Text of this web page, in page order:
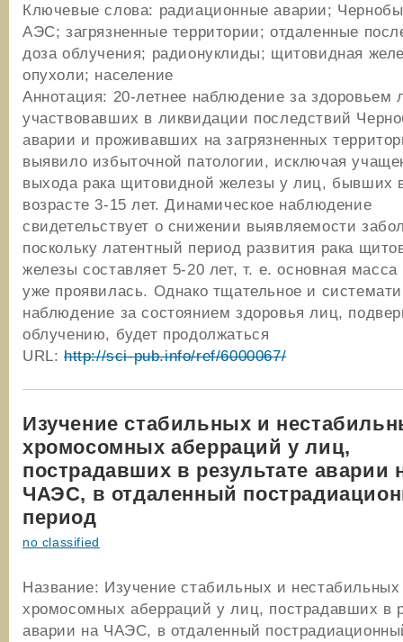
Ключевые слова: радиационные аварии;
АЭС; загрязненные территории; отдаленные
доза облучения; радионуклиды; щитовидная
опухоли; население
Аннотация: 20-летнее наблюдение за здоровьем
участвовавших в ликвидации последствий
аварии и проживавших на загрязненных
выявило избыточной патологии, исключая
выхода рака щитовидной железы у лиц, бывших
возрасте 3-15 лет. Динамическое наблюдение
свидетельствует о снижении выявляемости
поскольку латентный период развития рака
железы составляет 5-20 лет, т. е. основная масса
уже проявилась. Однако тщательное и
наблюдение за состоянием здоровья лиц,
облучению, будет продолжаться
URL: http://sci-pub.info/ref/6000067/
Изучение стабильных и
хромосомных аберраций у лиц,
пострадавших в результате аварии
ЧАЭС, в отдаленный
период
no classified
Название: Изучение стабильных и нестабильных
хромосомных аберраций у лиц, пострадавших в
аварии на ЧАЭС, в отдаленный